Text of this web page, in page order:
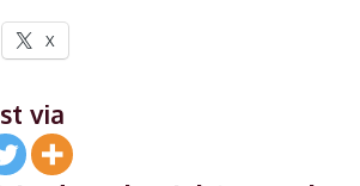
X
via